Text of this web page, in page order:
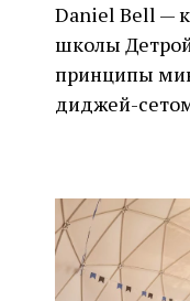
Daniel Bell —
школы
принципы
диджей-